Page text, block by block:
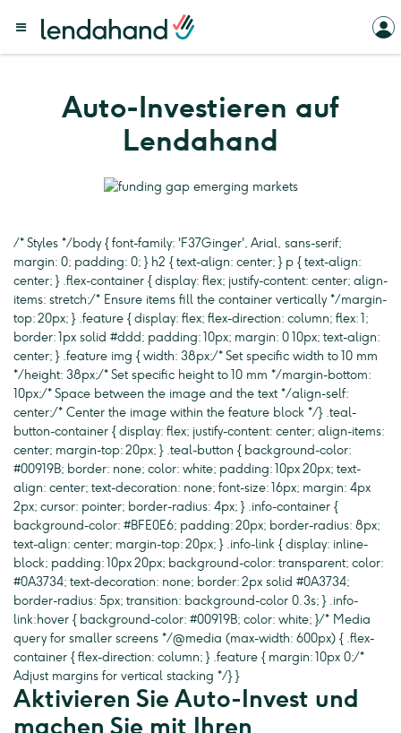
Auto-Investieren auf
Lendahand
/* Styles */ body { font-family: 'F37Ginger', Arial, sans-serif;
margin: 0; padding: 0; } h2 { text-align: center; } p { text-align:
center; } .flex-container { display: flex; justify-content: center; align-
items: stretch; /* Ensure items fill the container vertically */ margin-
top: 20px; } .feature { display: flex; flex-direction: column; flex: 1;
border: 1px solid #ddd; padding: 10px; margin: 0 10px; text-align:
center; } .feature img { width: 38px; /* Set specific width to 10 mm
*/ height: 38px; /* Set specific height to 10 mm */ margin-bottom:
10px; /* Space between the image and the text */ align-self:
center; /* Center the image within the feature block */ } .teal-
button-container { display: flex; justify-content: center; align-items:
center; margin-top: 20px; } .teal-button { background-color:
#00919B; border: none; color: white; padding: 10px 20px; text-
align: center; text-decoration: none; font-size: 16px; margin: 4px
2px; cursor: pointer; border-radius: 4px; } .info-container {
background-color: #BFE0E6; padding: 20px; border-radius: 8px;
text-align: center; margin-top: 20px; } .info-link { display: inline-
block; padding: 10px 20px; background-color: transparent; color:
#0A3734; text-decoration: none; border: 2px solid #0A3734;
border-radius: 5px; transition: background-color 0.3s; } .info-
link:hover { background-color: #00919B; color: white; } /* Media
query for smaller screens */ @media (max-width: 600px) { .flex-
container { flex-direction: column; } .feature { margin: 10px 0; /*
Adjust margins for vertical stacking */ } }
Aktivieren Sie Auto-Invest und
machen Sie mit Ihren